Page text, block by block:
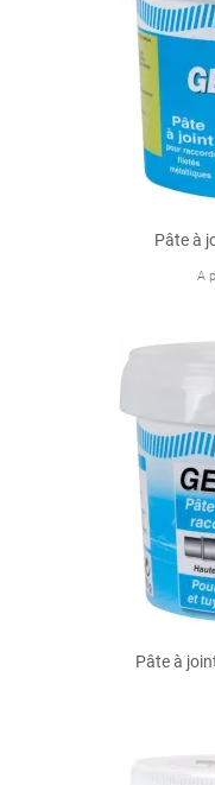
Pâte à
A
Pâte à